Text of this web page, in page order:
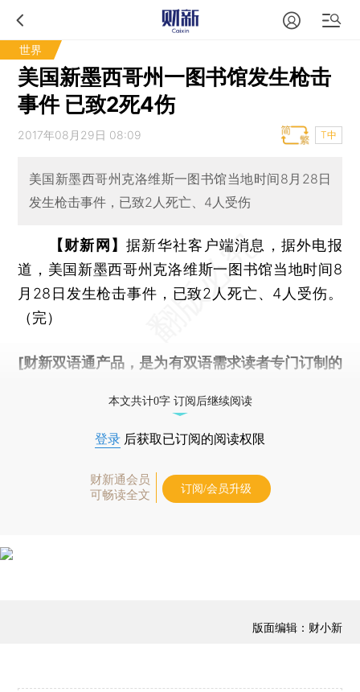
世界
美国新墨西哥州一图书馆发生枪击
事件 已致2死4伤
2017年08月29日 08:09 T中
美国新墨西哥州克洛维斯一图书馆当地时间8月28日
发生枪击事件，已致2人死亡、4人受伤
【财新网】据新华社客户端消息，据外电报
道，美国新墨西哥州克洛维斯一图书馆当地时间8
月28日发生枪击事件，已致2人死亡、4人受伤。
（完）
[财新双语通产品，是为有双语需求读者专门订制的
本文共计0字 订阅后继续阅读
登录 后获取已订阅的阅读权限
财新通会员
可畅读全文
订阅/会员升级
版面编辑：财小新